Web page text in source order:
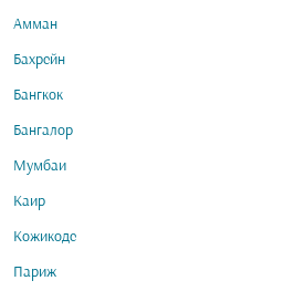
Амман
Бахрейн
Бангкок
Бангалор
Мумбаи
Каир
Кожикоде
Париж